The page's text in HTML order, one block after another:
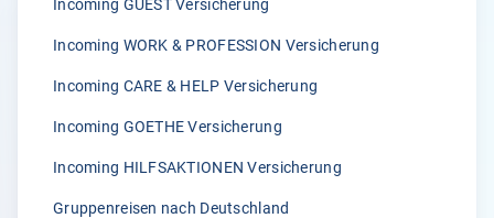
5.00
„Wir sind von der zügigen Bearbeitung von Klemmer
International immer wieder begeisterst.“
A.
Incoming GUEST Versicherung
Incoming WORK & PROFESSION Versicherung
Incoming CARE & HELP Versicherung
Incoming GOETHE Versicherung
Incoming HILFSAKTIONEN Versicherung
Gruppenreisen nach Deutschland